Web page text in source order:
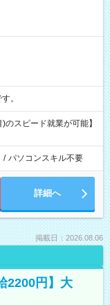
す。
スピード就業が可能】
/ パソコンスキル不要
詳細へ
掲載日：2026.08.06
2200円】大